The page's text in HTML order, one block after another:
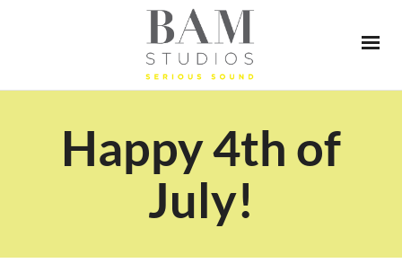
Happy 4th of
July!